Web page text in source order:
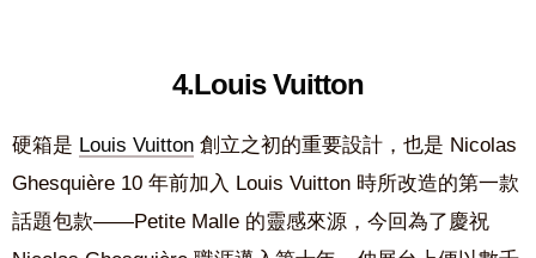
4.Louis Vuitton
硬箱是 Louis Vuitton 創立之初的重要設計，也是 Nicolas
Ghesquière 10 年前加入 Louis Vuitton 時所改造的第一款
話題包款——Petite Malle 的靈感來源，今回為了慶祝